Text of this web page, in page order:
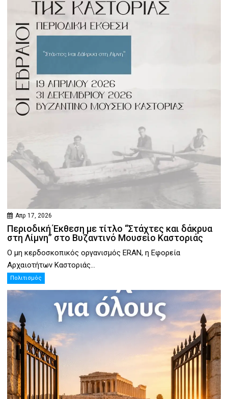
Απρ 17, 2026
Περιοδική Έκθεση με τίτλο “Στάχτες και δάκρυα
στη Λίμνη” στο Βυζαντινό Μουσείο Καστοριάς
Ο μη κερδοσκοπικός οργανισμός ERAN, η Εφορεία
Αρχαιοτήτων Καστοριάς...
Πολιτισμός